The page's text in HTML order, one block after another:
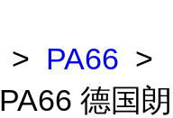
> PA66 >
德国朗